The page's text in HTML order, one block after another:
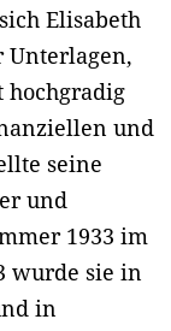
Elisabeth
Unterlagen,
hochgradig
und
seine
und
1933 im
wurde sie in
in